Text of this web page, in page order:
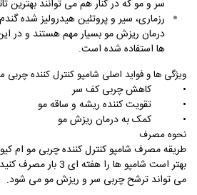
سر و مو که در کنار هم می توانند بهترین
درمان ریزش مو بسیار مهم هستند و در
ها استفاده شده است.
ویژگی ها و فواید اصلی شامپو کنترل کننده چربی
• کاهش چربی کف سر
• تقویت کننده ریشه و ساقه مو
• کمک به درمان ریزش مو
نحوه مصرف
طریقه مصرف شامپو کنترل کننده چربی مو ام
بهتر است شامپو ها را
می تواند ترشح چربی سر و ریزش مو می شود.